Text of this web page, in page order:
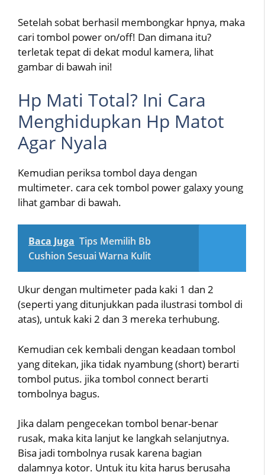
Setelah sobat berhasil membongkar hpnya, maka
cari tombol power on/off! Dan dimana itu?
terletak tepat di dekat modul kamera, lihat
gambar di bawah ini!
Hp Mati Total? Ini Cara
Menghidupkan Hp Matot
Agar Nyala
Kemudian periksa tombol daya dengan
multimeter. cara cek tombol power galaxy young
lihat gambar di bawah.
Baca Juga Tips Memilih Bb
Cushion Sesuai Warna Kulit
Ukur dengan multimeter pada kaki 1 dan 2
(seperti yang ditunjukkan pada ilustrasi tombol di
atas), untuk kaki 2 dan 3 mereka terhubung.
Kemudian cek kembali dengan keadaan tombol
yang ditekan, jika tidak nyambung (short) berarti
tombol putus. jika tombol connect berarti
tombolnya bagus.
Jika dalam pengecekan tombol benar-benar
rusak, maka kita lanjut ke langkah selanjutnya.
Bisa jadi tombolnya rusak karena bagian
dalamnya kotor. Untuk itu kita harus berusaha